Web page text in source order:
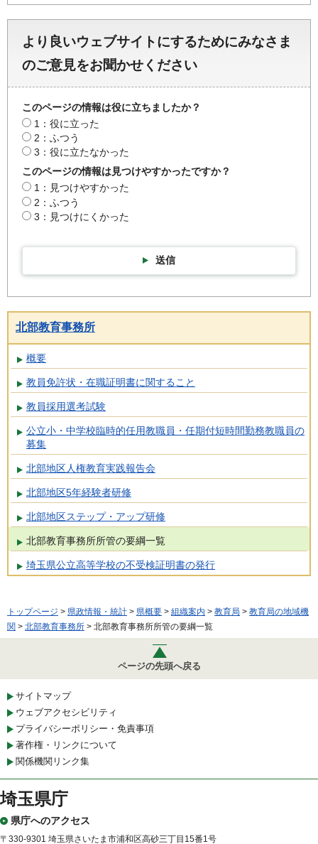
より良いウェブサイトにするためにみなさま
のご意見をお聞かせください
このページの情報は役に立ちましたか？
1：役に立った
2：ふつう
3：役に立たなかった
このページの情報は見つけやすかったですか？
1：見つけやすかった
2：ふつう
3：見つけにくかった
送信
北部教育事務所
概要
教員免許状・在職証明書に関すること
教員採用選考試験
公立小・中学校臨時的任用教職員・任期付短時間勤務教職員の
募集
北部地区人権教育実践報告会
北部地区5年経験者研修
北部地区ステップ・アップ研修
北部教育事務所所管の要綱一覧
埼玉県公立高等学校の不受検証明書の発行
トップページ > 県政情報・統計 > 県概要 > 組織案内 > 教育局 > 教育局の地域機
関 > 北部教育事務所 > 北部教育事務所所管の要綱一覧
ページの先頭へ戻る
サイトマップ
ウェブアクセシビリティ
プライバシーポリシー・免責事項
著作権・リンクについて
関係機関リンク集
埼玉県庁
県庁へのアクセス
〒330-9301 埼玉県さいたま市浦和区高砂三丁目15番1号